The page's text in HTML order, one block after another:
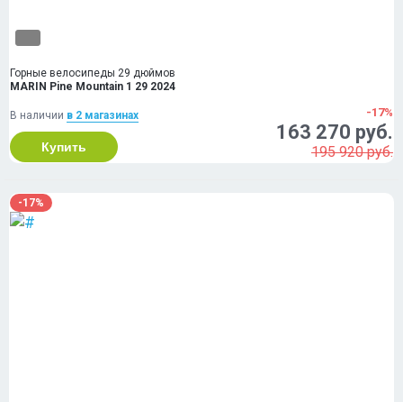
Горные велосипеды 29 дюймов
MARIN Pine Mountain 1 29 2024
В наличии в 2 магазинах
Купить
-17%
163 270 руб.
195 920 руб.
-17%